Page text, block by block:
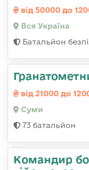
від 50000 до
Вся Україна
Батальйон
від 21000 до
Суми
73 батальйон
Командиp